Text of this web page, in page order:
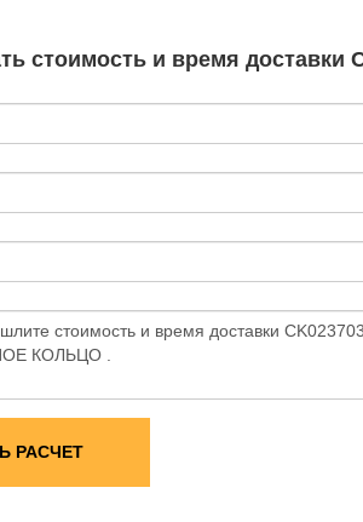
стоимость и время доставки
РАСЧЕТ